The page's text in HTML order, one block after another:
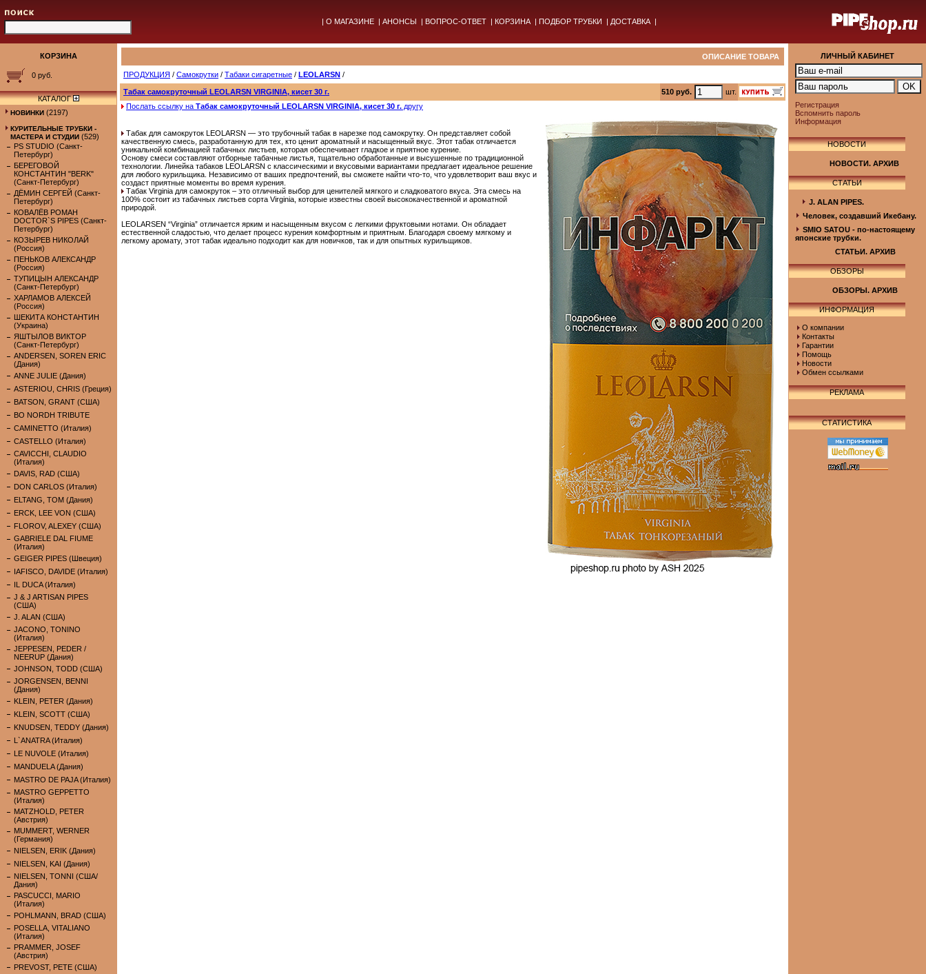
| О МАГАЗИНЕ | АНОНСЫ | ВОПРОС-ОТВЕТ | КОРЗИНА | ПОДБОР ТРУБКИ | ДОСТАВКА |
КОРЗИНА
0 руб.
КАТАЛОГ
НОВИНКИ (2197)
КУРИТЕЛЬНЫЕ ТРУБКИ -
МАСТЕРА И СТУДИИ (529)
PS STUDIO (Санкт-
Петербург)
БЕРЕГОВОЙ
КОНСТАНТИН "BERK"
(Санкт-Петербург)
ДЁМИН СЕРГЕЙ (Санкт-
Петербург)
КОВАЛЁВ РОМАН
DOCTOR`S PIPES (Санкт-
Петербург)
КОЗЫРЕВ НИКОЛАЙ
(Россия)
ПЕНЬКОВ АЛЕКСАНДР
(Россия)
ТУПИЦЫН АЛЕКСАНДР
(Санкт-Петербург)
ХАРЛАМОВ АЛЕКСЕЙ
(Россия)
ШЕКИТА КОНСТАНТИН
(Украина)
ЯШТЫЛОВ ВИКТОР
(Санкт-Петербург)
ANDERSEN, SOREN ERIC
(Дания)
ANNE JULIE (Дания)
ASTERIOU, CHRIS (Греция)
BATSON, GRANT (США)
BO NORDH TRIBUTE
CAMINETTO (Италия)
CASTELLO (Италия)
CAVICCHI, CLAUDIO
(Италия)
DAVIS, RAD (США)
DON CARLOS (Италия)
ELTANG, TOM (Дания)
ERCK, LEE VON (США)
FLOROV, ALEXEY (США)
GABRIELE DAL FIUME
(Италия)
GEIGER PIPES (Швеция)
IAFISCO, DAVIDE (Италия)
IL DUCA (Италия)
J & J ARTISAN PIPES
(США)
J. ALAN (США)
JACONO, TONINO
(Италия)
JEPPESEN, PEDER /
NEERUP (Дания)
JOHNSON, TODD (США)
JORGENSEN, BENNI
(Дания)
KLEIN, PETER (Дания)
KLEIN, SCOTT (США)
KNUDSEN, TEDDY (Дания)
L`ANATRA (Италия)
LE NUVOLE (Италия)
MANDUELA (Дания)
MASTRO DE PAJA (Италия)
MASTRO GEPPETTO
(Италия)
MATZHOLD, PETER
(Австрия)
MUMMERT, WERNER
(Германия)
NIELSEN, ERIK (Дания)
NIELSEN, KAI (Дания)
NIELSEN, TONNI (США/
Дания)
PASCUCCI, MARIO
(Италия)
POHLMANN, BRAD (США)
POSELLA, VITALIANO
(Италия)
PRAMMER, JOSEF
(Австрия)
PREVOST, PETE (США)
ОПИСАНИЕ ТОВАРА
ПРОДУКЦИЯ / Самокрутки / Табаки сигаретные / LEOLARSN /
Табак самокруточный LEOLARSN VIRGINIA, кисет 30 г. 510 руб.
шт.
Послать ссылку на Табак самокруточный LEOLARSN VIRGINIA, кисет 30 г. другу
Табак для самокруток LEOLARSN — это трубочный табак в нарезке под самокрутку. Он представляет собой
качественную смесь, разработанную для тех, кто ценит ароматный и насыщенный вкус. Этот табак отличается
уникальной комбинацией табачных листьев, которая обеспечивает гладкое и приятное курение.
Основу смеси составляют отборные табачные листья, тщательно обработанные и высушенные по традиционной
технологии. Линейка табаков LEOLARSN с классическими и вкусовыми вариантами предлагает идеальное решение
для любого курильщика. Независимо от ваших предпочтений, вы сможете найти что-то, что удовлетворит ваш вкус и
создаст приятные моменты во время курения.
Табак Virginia для самокруток – это отличный выбор для ценителей мягкого и сладковатого вкуса. Эта смесь на
100% состоит из табачных листьев сорта Virginia, которые известны своей высококачественной и ароматной
природой.
LEOLARSEN “Virginia” отличается ярким и насыщенным вкусом с легкими фруктовыми нотами. Он обладает
естественной сладостью, что делает процесс курения комфортным и приятным. Благодаря своему мягкому и
легкому аромату, этот табак идеально подходит как для новичков, так и для опытных курильщиков.
ЛИЧНЫЙ КАБИНЕТ
Регистрация
Вспомнить пароль
Информация
НОВОСТИ
НОВОСТИ. АРХИВ
СТАТЬИ
J. ALAN PIPES.
Человек, создавший Икебану.
SMIO SATOU - по-настоящему
японские трубки.
СТАТЬИ. АРХИВ
ОБЗОРЫ
ОБЗОРЫ. АРХИВ
ИНФОРМАЦИЯ
О компании
Контакты
Гарантии
Помощь
Новости
Обмен ссылками
РЕКЛАМА
СТАТИСТИКА